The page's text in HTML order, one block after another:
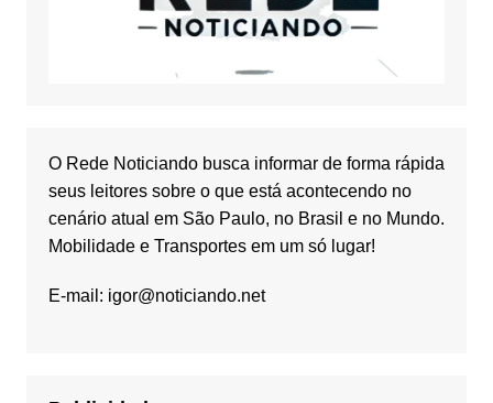
O Rede Noticiando busca informar de forma rápida
seus leitores sobre o que está acontecendo no
cenário atual em São Paulo, no Brasil e no Mundo.
Mobilidade e Transportes em um só lugar!
E-mail: igor@noticiando.net